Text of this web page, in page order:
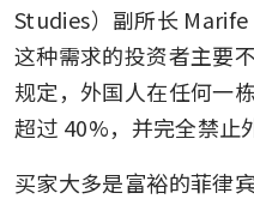
Studies）副所长
这种需求的投资者主要
规定，外国人在任何一
超过 40%，并完全禁止
买家大多是富裕的菲律